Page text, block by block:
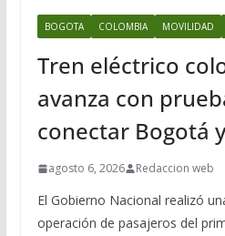
BOGOTA COLOMBIA MOVILIDAD
Tren eléctrico
avanza con
conectar Bogotá
agosto 6, 2026 Redaccion web
El Gobierno Nacional realizó
operación de pasajeros del